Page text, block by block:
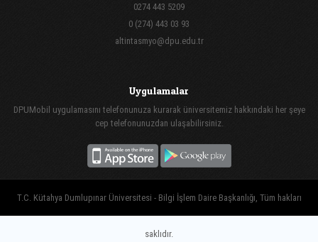
0274 443 5209
0 (274) 443 03 93
altintasmyo@dpu.edu.tr
Uygulamalar
DPUMobil uygulamasını telefonunuza kurarak üniversitemiz hakkındaki her şeye
cep telefonunuzdan ulaşabilirsiniz.
T.C. Kütahya Dumlupınar Üniversitesi - Bilgi İşlem Daire Başkanlığı, Tüm hakları
saklıdır.